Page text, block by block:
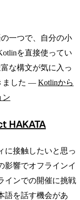
一つで、自分の小
を直接使ってい
な構文が気に入っ
ました — Kotlinから
ン
HAKATA
に接触したいと思っ
影響でオフラインイ
インでの開催に挑戦
語を話す機会があ